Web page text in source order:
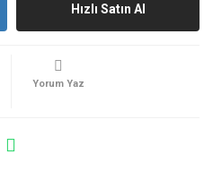
Hızlı Satın Al
Yorum Yaz